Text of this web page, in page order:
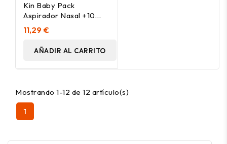
Kin Baby Pack
Aspirador Nasal +10
Filtros Rec
11,29 €
AÑADIR AL CARRITO
Mostrando 1-12 de 12 artículo(s)
1